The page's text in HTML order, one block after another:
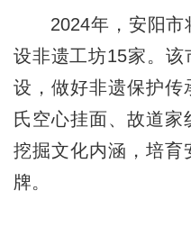
2024年，安阳市
设非遗工坊15家。
设，做好非遗保护传
氏空心挂面、故道家
挖掘文化内涵，培育
牌。